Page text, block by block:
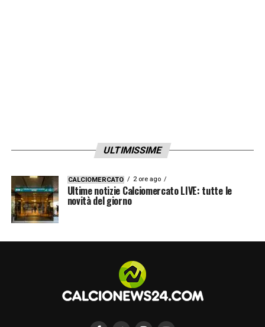
ULTIMISSIME
CALCIOMERCATO 2 ore ago
Ultime notizie Calciomercato LIVE: tutte le
novità del giorno